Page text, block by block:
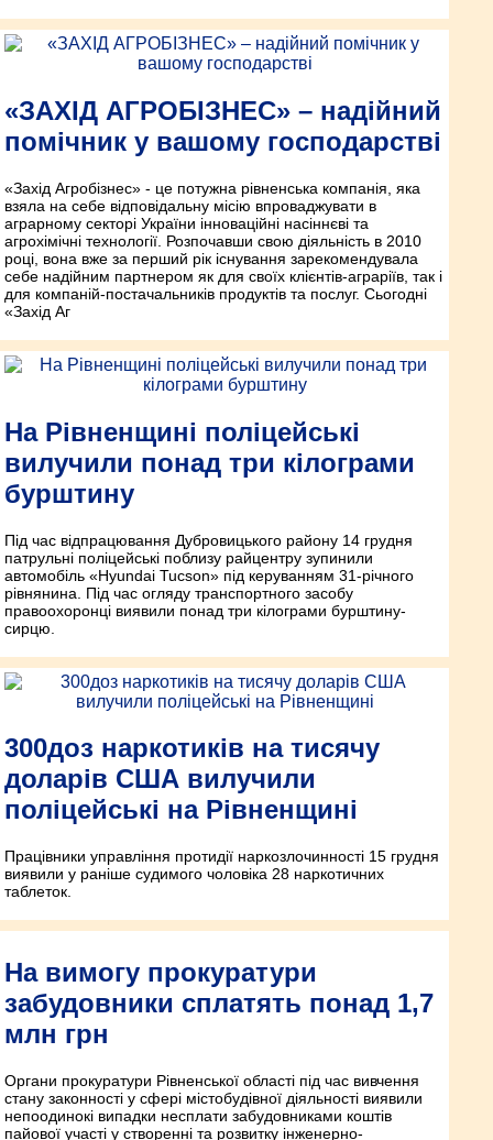
«ЗАХІД АГРОБІЗНЕС» – надійний
помічник у вашому господарстві
«Захід Агробізнес» - це потужна рівненська компанія, яка
взяла на себе відповідальну місію впроваджувати в
аграрному секторі України інноваційні насіннєві та
агрохімічні технології. Розпочавши свою діяльність в 2010
році, вона вже за перший рік існування зарекомендувала
себе надійним партнером як для своїх клієнтів-аграріїв, так і
для компаній-постачальників продуктів та послуг. Сьогодні
«Захід Аг
На Рівненщині поліцейські
вилучили понад три кілограми
бурштину
Під час відпрацювання Дубровицького району 14 грудня
патрульні поліцейські поблизу райцентру зупинили
автомобіль «Hyundai Tucson» під керуванням 31-річного
рівнянина. Під час огляду транспортного засобу
правоохоронці виявили понад три кілограми бурштину-
сирцю.
300доз наркотиків на тисячу
доларів США вилучили
поліцейські на Рівненщині
Працівники управління протидії наркозлочинності 15 грудня
виявили у раніше судимого чоловіка 28 наркотичних
таблеток.
На вимогу прокуратури
забудовники сплатять понад 1,7
млн грн
Органи прокуратури Рівненської області під час вивчення
стану законності у сфері містобудівної діяльності виявили
непоодинокі випадки несплати забудовниками коштів
пайової участі у створенні та розвитку інженерно-